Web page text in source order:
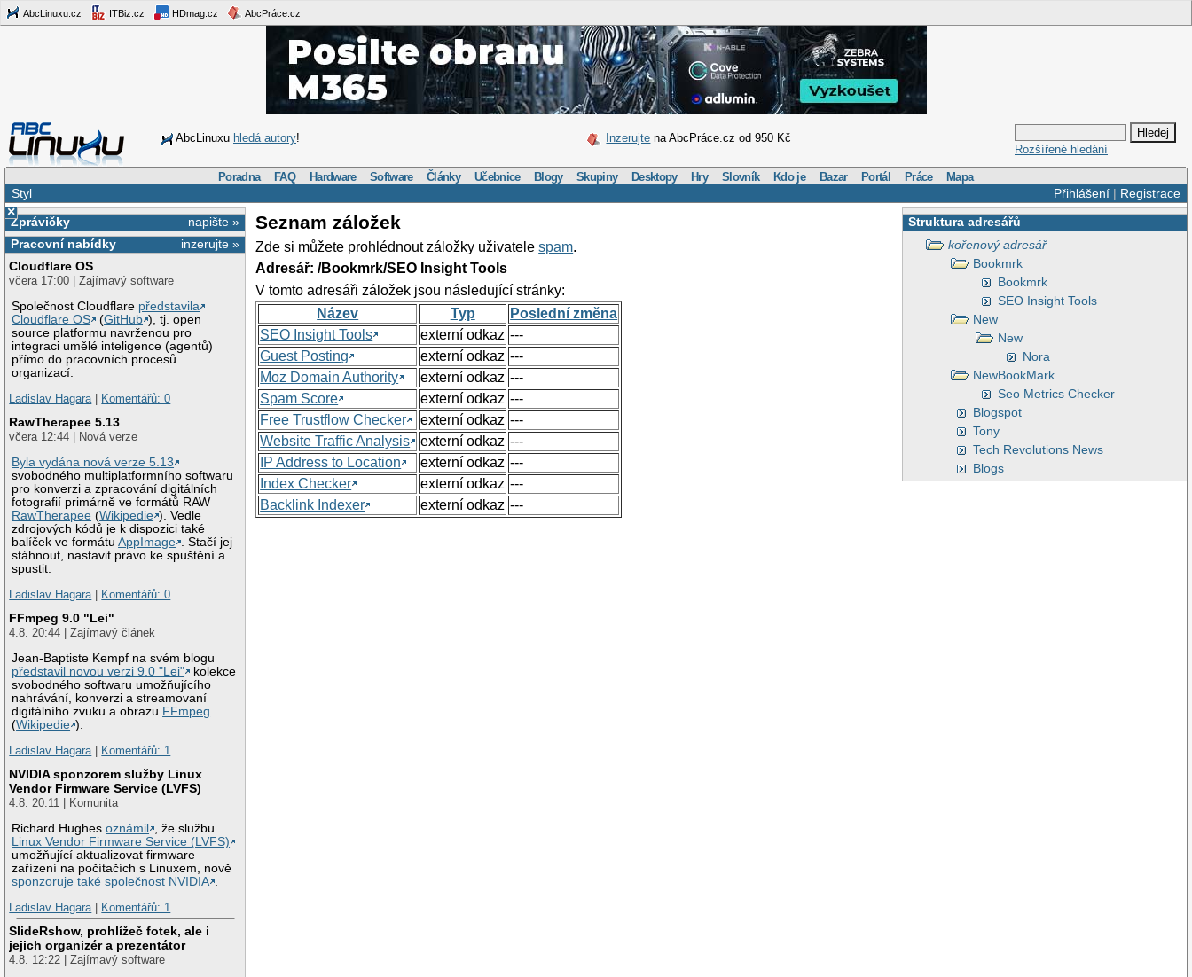
AbcLinuxu.cz ITBiz.cz HDmag.cz AbcPráce.cz
AbcLinuxu hledá autory! Inzerujte na AbcPráce.cz od 950 Kč
Rozšířené hledání
Poradna FAQ Hardware Software Články Učebnice Blogy Skupiny Desktopy Hry Slovník Kdo je Bazar Portál Práce Mapa
Přihlášení| Registrace
Styl
×
napište »
Zprávičky
inzerujte »
Pracovní nabídky
Cloudflare OS
včera 17:00 | Zajímavý software
Společnost Cloudflare představila
Cloudflare OS
(GitHub ), tj. open
source platformu navrženou pro
integraci umělé inteligence (agentů)
přímo do pracovních procesů
organizací.
Ladislav Hagara| Komentářů: 0
RawTherapee 5.13
včera 12:44 | Nová verze
Byla vydána nová verze 5.13
svobodného multiplatformního softwaru
pro konverzi a zpracování digitálních
fotografií primárně ve formátů RAW
RawTherapee (Wikipedie ). Vedle
zdrojových kódů je k dispozici také
balíček ve formátuAppImage
. Stačí jej
stáhnout, nastavit právo ke spuštění a
spustit.
Ladislav Hagara| Komentářů: 0
FFmpeg 9.0 "Lei"
4.8. 20:44 | Zajímavý článek
Jean-Baptiste Kempf na svém blogu
představil novou verzi 9.0 "Lei"
kolekce
svobodného softwaru umožňujícího
nahrávání, konverzi a streamovaní
digitálního zvuku a obrazu FFmpeg
(Wikipedie ).
Ladislav Hagara| Komentářů: 1
NVIDIA sponzorem služby Linux
Vendor Firmware Service (LVFS)
4.8. 20:11 | Komunita
Richard Hughesoznámil
, že službu
Linux Vendor Firmware Service (LVFS)
umožňující aktualizovat firmware
zařízení na počítačích s Linuxem, nově
sponzoruje také společnost NVIDIA
Ladislav Hagara| Komentářů: 1
SlideRshow, prohlížeč fotek, ale i
jejich organizér a prezentátor
4.8. 12:22 | Zajímavý software
Struktura adresářů
kořenový adresář
Bookmrk
Bookmrk
SEO Insight Tools
New
New
Nora
NewBookMark
Seo Metrics Checker
Blogspot
Tony
Tech Revolutions News
Blogs
Seznam záložek
Zde si můžete prohlédnout záložky uživatelespam.
Adresář: /Bookmrk/SEO Insight Tools
V tomto adresáři záložek jsou následující stránky:
Název
Typ
Poslední změna
SEO Insight Tools
externí odkaz ---
Guest Posting
externí odkaz ---
Moz Domain Authority
externí odkaz ---
Spam Score
externí odkaz ---
Free Trustflow Checker
externí odkaz ---
Website Traffic Analysis
externí odkaz ---
IP Address to Location
externí odkaz ---
Index Checker
externí odkaz ---
Backlink Indexer
externí odkaz ---